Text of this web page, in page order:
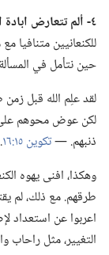
٤-‏ ألم تتعارض ابادة الكنعانيين مع محبة الله؟‏
للكنعانيين متنافيا
حين نتأمل في
لقد علِم الله قبل
ذنبهم.‏ —‏تكوين ١٥:‏١٦
‏.‏
وهكذا،‏ افنى يهوه
طرقهم.‏ مع ذلك،‏ لم
اعربوا عن استعداد
التغيير،‏ مثل راحاب